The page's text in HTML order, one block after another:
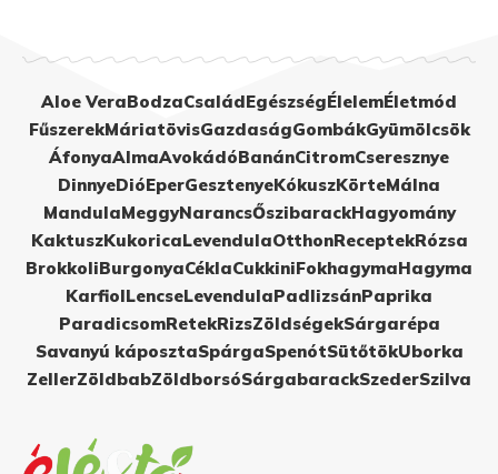
Aloe VeraBodzaCsaládEgészségÉlelemÉletmód
FűszerekMáriatövisGazdaságGombákGyümölcsök
ÁfonyaAlmaAvokádóBanánCitromCseresznye
DinnyeDióEperGesztenyeKókuszKörteMálna
MandulaMeggyNarancsŐszibarackHagyomány
KaktuszKukoricaLevendulaOtthonReceptekRózsa
BrokkoliBurgonyaCéklaCukkiniFokhagymaHagyma
KarfiolLencseLevendulaPadlizsánPaprika
ParadicsomRetekRizsZöldségekSárgarépa
Savanyú káposztaSpárgaSpenótSütőtökUborka
ZellerZöldbabZöldborsóSárgabarackSzederSzilva